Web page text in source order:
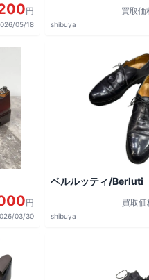
円
05/18
買取価
shibuya
円
03/30
ベルルッティ/Berluti
買取価
shibuya